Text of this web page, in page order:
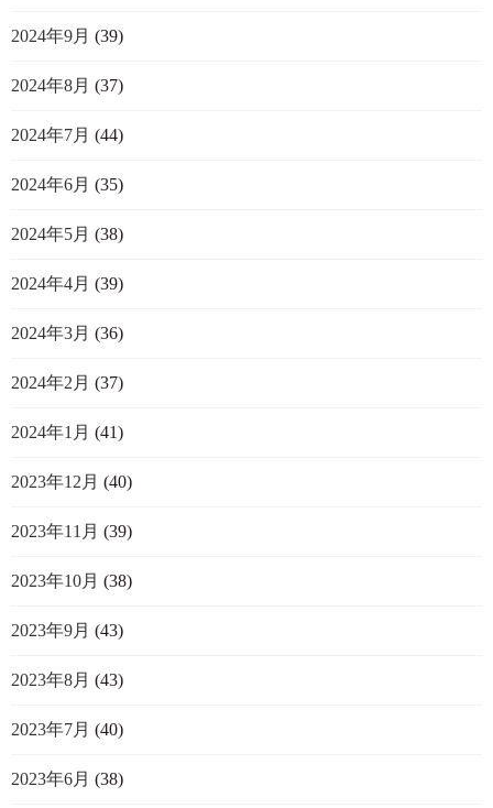
2024年9月 (39)
2024年8月 (37)
2024年7月 (44)
2024年6月 (35)
2024年5月 (38)
2024年4月 (39)
2024年3月 (36)
2024年2月 (37)
2024年1月 (41)
2023年12月 (40)
2023年11月 (39)
2023年10月 (38)
2023年9月 (43)
2023年8月 (43)
2023年7月 (40)
2023年6月 (38)